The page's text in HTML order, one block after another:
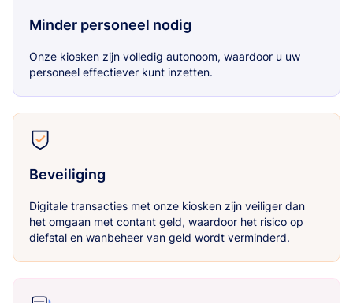
Minder personeel nodig
Onze kiosken zijn volledig autonoom, waardoor u uw
personeel effectiever kunt inzetten.
Beveiliging
Digitale transacties met onze kiosken zijn veiliger dan
het omgaan met contant geld, waardoor het risico op
diefstal en wanbeheer van geld wordt verminderd.